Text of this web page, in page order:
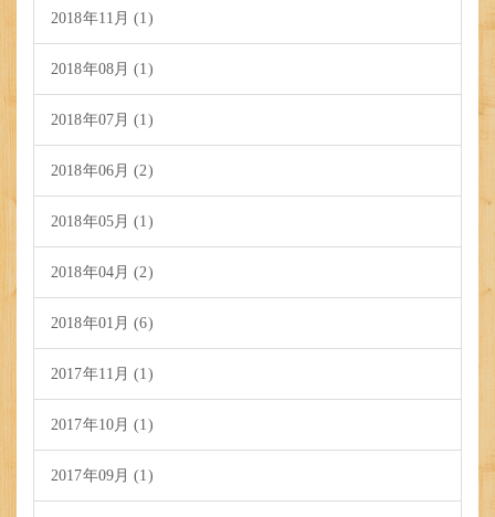
2018年11月 (1)
2018年08月 (1)
2018年07月 (1)
2018年06月 (2)
2018年05月 (1)
2018年04月 (2)
2018年01月 (6)
2017年11月 (1)
2017年10月 (1)
2017年09月 (1)